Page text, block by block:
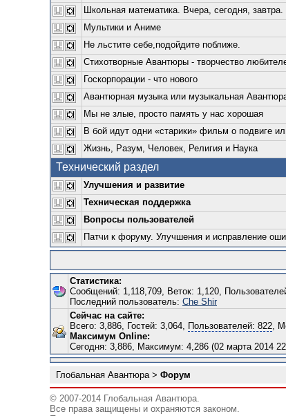
Школьная математика. Вчера, сегодня, завтра.
Мультики и Аниме
Не льстите себе,подойдите поближе.
Стихотворные Авантюры - творчество
Госкорпорации - что нового
Авантюрная музыка или музыкальная
Мы не злые, просто память у нас хорошая
В бой идут одни «старики» фильм о подвиге
Жизнь, Разум, Человек, Религия и Наука
Технический раздел
Улучшения и развитие
Техническая поддержка
Вопросы пользователей
Патчи к форуму. Улучшения и исправление
Статистика:
Сообщений: 1,118,709, Веток: 1,120,
Последний пользователь: Che Shir
Сейчас на сайте:
Всего: 3,886, Гостей: 3,064, Пользователей: 822,
Максимум Online:
Сегодня: 3,886, Максимум: 4,286 (02 марта 2014
Глобальная Авантюра> Форум
© 2007-2014 Глобальная Авантюра.
Все права защищены и охраняются законом.